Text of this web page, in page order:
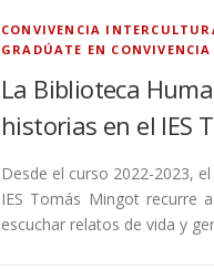
CONVIVENCIA
GRADÚATE EN CONVIVENCIA
La Biblioteca
historias en el IES
Desde el curso 2022-2023,
IES Tomás Mingot recurre
escuchar relatos de vida y